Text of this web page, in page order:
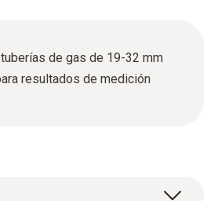
de gas de 19-32 mm
resultados de medición